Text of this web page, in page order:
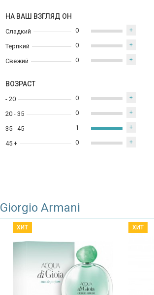
НА ВАШ ВЗГЛЯД ОН
Сладкий
Терпкий
Свежий
0 +
0 +
0 +
ВОЗРАСТ
- 20
20 - 35
35 - 45
45 +
0 +
0 +
1 +
0 +
Giorgio Armani
ХИТ ХИТ